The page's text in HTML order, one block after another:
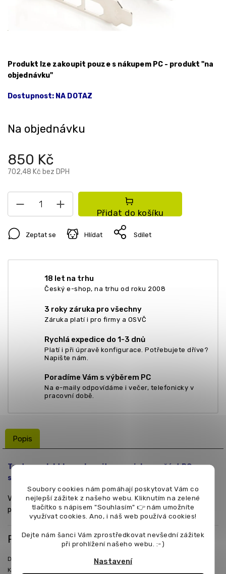
Soubory cookies nám pomáhají poskytovat Vám co
nejlepší zážitek z našeho webu. Kliknutím na zelené
tlačítko s nápisem "Souhlasím" 👉 nám umožníte
využívat cookies.Ano, i náš web používá cookies!
Dejte nám šanci Vám zprostředkovat nevšední zážitek
při prohlížení našeho webu. :-)
Nastavení
850 Kč
702,48 Kč bez DPH
Na objednávku
Přidat do košíku
Produkt lze zakoupit pouze s nákupem PC - produkt "na
objednávku"
Dostupnost: NA DOTAZ
Zeptat se Hlídat Sdílet
18 let na trhu
Český e-shop, na trhu od roku 2008
3 roky záruka pro všechny
Záruka platí i pro firmy a OSVČ
Rychlá expedice do 1-3 dnů
Platí i při úpravě konfigurace. Potřebujete dříve?
Napište nám.
Poradíme Vám s výběrem PC
Na e-maily odpovídáme i večer, telefonicky v
pracovní době.
Popis
Tento produkt lze zakoupit pouze jako součást PC
sestavy.
V případě objednání tohoto produktu bude v objednaném
počítači instalován
Podrobnosti
DIGITUS PCI Express Card, Firewire 1394a (2+1 porty)
Karta je do klasického slotu PCI Express. Karta přidá 2+1 port FireWire..